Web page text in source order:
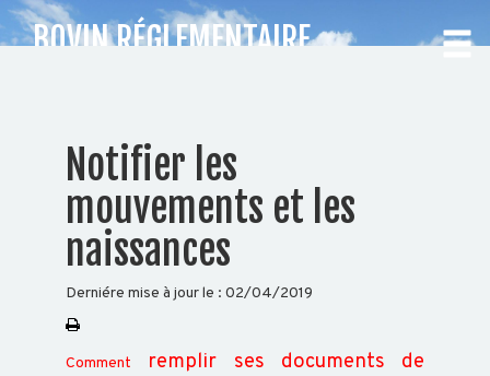
CHOISISSEZ
DÉPARTEMENT
BOVIN RÉGLEMENTAIRE
Notifier les
mouvements et les
naissances
Derniére mise à jour le : 02/04/2019
Comment
remplir ses documents de